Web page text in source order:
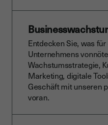
Entdecken Sie, was
Unternehmens
Wachstumsstrategie,
Marketing, digitale
Geschäft mit unseren
voran.